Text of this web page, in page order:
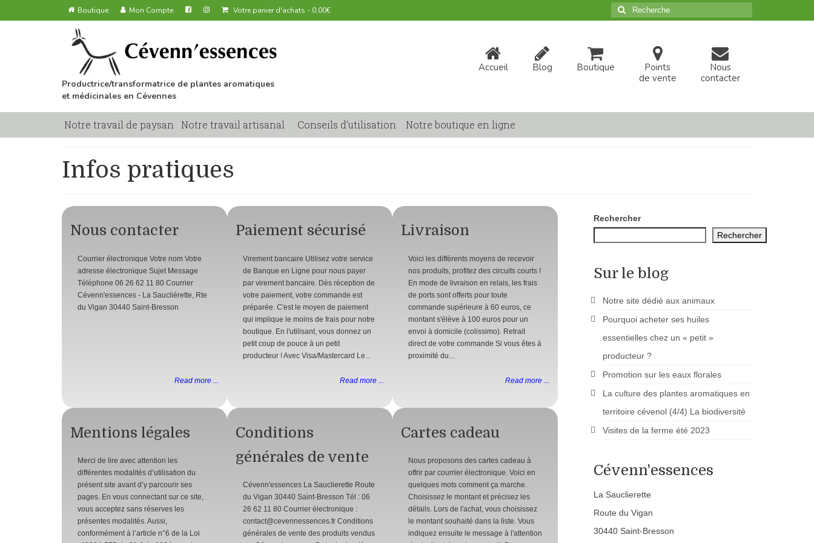
Boutique Mon Compte Votre panier d'achats - 0,00€
Rechercher
:
Productrice/transformatrice de plantes aromatiques
et médicinales en Cévennes
Accueil Blog Boutique
Points
de vente
Nous
contacter
Notre travail de paysan Notre travail artisanal Conseils d’utilisation Notre boutique en ligne
Infos pratiques
Nous contacter
Courrier électronique Votre nom Votre
adresse électronique Sujet Message
Téléphone 06 26 62 11 80 Courrier
Cévenn'essences - La Saucliérette, Rte
du Vigan 30440 Saint-Bresson
Read more ...
Paiement sécurisé
Virement bancaire Utilisez votre service
de Banque en Ligne pour nous payer
par virement bancaire. Dès réception de
votre paiement, votre commande est
préparée. C'est le moyen de paiement
qui implique le moins de frais pour notre
boutique. En l'utilisant, vous donnez un
petit coup de pouce à un petit
producteur ! Avec Visa/Mastercard Le...
Read more ...
Livraison
Voici les différents moyens de recevoir
nos produits, profitez des circuits courts !
En mode de livraison en relais, les frais
de ports sont offerts pour toute
commande supérieure à 60 euros, ce
montant s'élève à 100 euros pour un
envoi à domicile (colissimo). Retrait
direct de votre commande Si vous êtes à
proximité du...
Read more ...
Mentions légales
Merci de lire avec attention les
différentes modalités d’utilisation du
présent site avant d’y parcourir ses
pages. En vous connectant sur ce site,
vous acceptez sans réserves les
présentes modalités. Aussi,
conformément à l’article n°6 de la Loi
Conditions
générales de vente
Cévenn'essences La Sauclierette Route
du Vigan 30440 Saint-Bresson Tél : 06
26 62 11 80 Courrier électronique :
contact@cevennessences.fr Conditions
générales de vente des produits vendus
Cartes cadeau
Nous proposons des cartes cadeau à
offrir par courrier électronique. Voici en
quelques mots comment ça marche.
Choisissez le montant et précisez les
détails. Lors de l'achat, vous choisissez
le montant souhaité dans la liste. Vous
indiquez ensuite le message à l'attention
Rechercher
Rechercher
Sur le blog
Notre site dédié aux animaux
Pourquoi acheter ses huiles
essentielles chez un « petit »
producteur ?
Promotion sur les eaux florales
La culture des plantes aromatiques en
territoire cévenol (4/4) La biodiversité
Visites de la ferme été 2023
Cévenn'essences
La Sauclierette
Route du Vigan
30440 Saint-Bresson